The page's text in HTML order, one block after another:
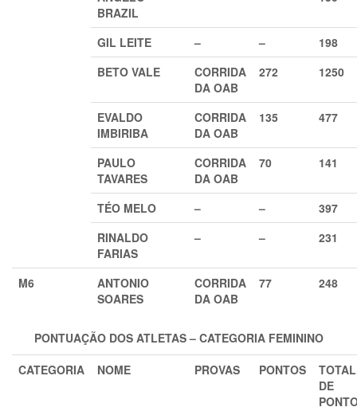
BRAZIL
GIL LEITE – –
198
BETO VALE
CORRIDA
DA OAB
272 1250
EVALDO
IMBIRIBA
CORRIDA
DA OAB
135 477
PAULO
TAVARES
CORRIDA
DA OAB
70 141
TÉO MELO – –
397
RINALDO
FARIAS
– – 231
M6
ANTONIO
SOARES
CORRIDA
DA OAB
77 248
PONTUAÇÃO DOS ATLETAS – CATEGORIA FEMININO
CATEGORIA
NOME PROVAS PONTOS
TOTAL
DE